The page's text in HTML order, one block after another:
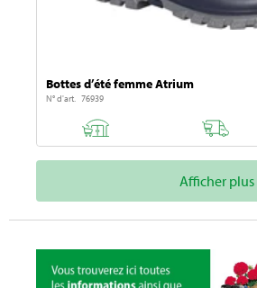
Bottes d’été femme Atrium
N° d'art. 76939
Afficher plus